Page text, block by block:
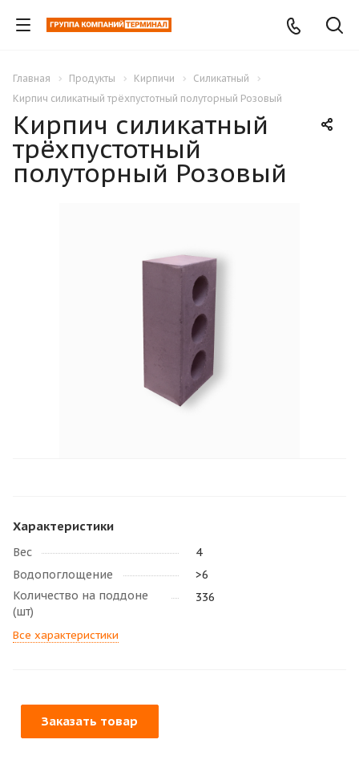
Главная Продукты Кирпичи
Силикатный
Кирпич силикатный трёхпустотный полуторный Розовый
Кирпич силикатный
трёхпустотный
полуторный Розовый
Характеристики
Вес
4
Водопоглощение
>6
Количество на поддоне
(шт)
336
Все характеристики
Заказать товар